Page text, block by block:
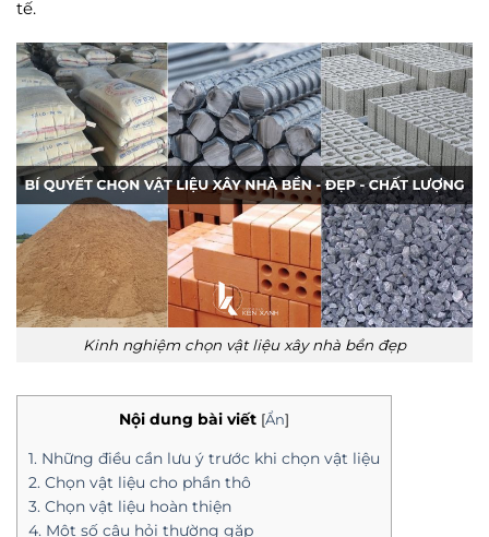
tế.
Kinh nghiệm chọn vật liệu xây nhà bền đẹp
Nội dung bài viết [Ẩn]
1. Những điều cần lưu ý trước khi chọn vật liệu
2. Chọn vật liệu cho phần thô
3. Chọn vật liệu hoàn thiện
4. Một số câu hỏi thường gặp